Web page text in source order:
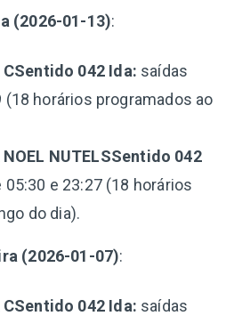
(2026-01-13):
CSentido 042 Ida: saídas
(18 horários programados ao
NOEL NUTELSSentido 042
e 23:27 (18 horários
do dia).
(2026-01-07):
CSentido 042 Ida: saídas